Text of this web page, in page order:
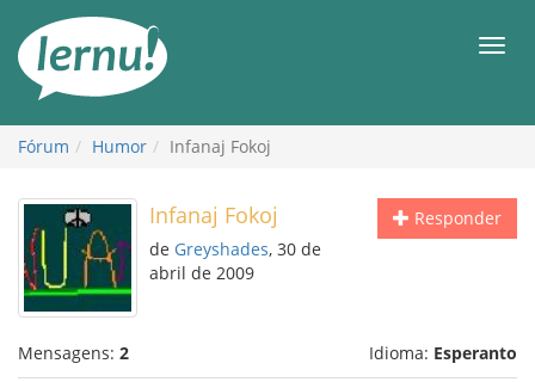
conteúdo
Fórum Humor Infanaj Fokoj
Responder
Infanaj Fokoj
de Greyshades, 30 de
abril de 2009
Mensagens: 2 Idioma: Esperanto